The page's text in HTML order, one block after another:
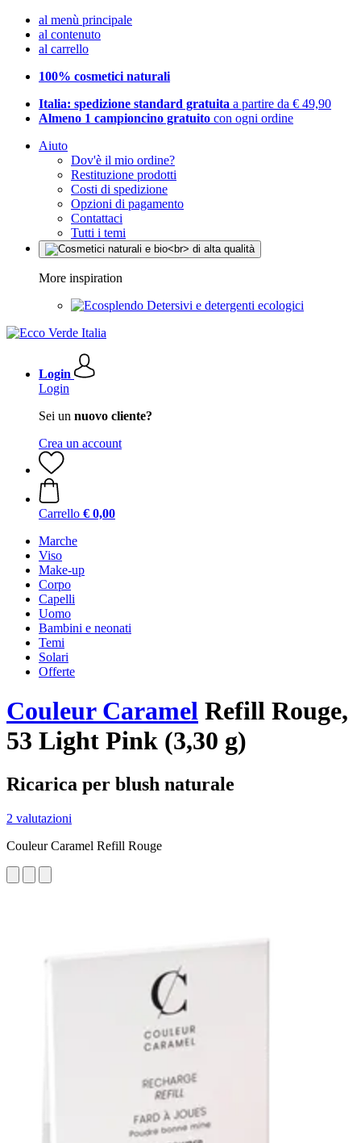
al menù principale
al contenuto
al carrello
100% cosmetici naturali
Italia: spedizione standard gratuita a partire da € 49,90
Almeno 1 campioncino gratuito con ogni ordine
Aiuto
Dov'è il mio ordine?
Restituzione prodotti
Costi di spedizione
Opzioni di pagamento
Contattaci
Tutti i temi
More inspiration
Detersivi e detergenti ecologici
Login
Login
Sei un nuovo cliente?
Crea un account
Carrello € 0,00
Marche
Viso
Make-up
Corpo
Capelli
Uomo
Bambini e neonati
Temi
Solari
Offerte
Couleur Caramel Refill Rouge,
53 Light Pink (3,30 g)
Ricarica per blush naturale
2 valutazioni
Couleur Caramel Refill Rouge